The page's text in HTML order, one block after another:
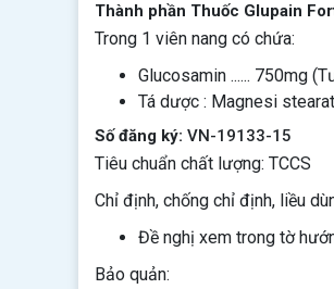
Thành phần Thuốc Glupain
Trong 1 viên nang có chứa:
Glucosamin ...... 750mg
Tá dược : Magnesi
Số đăng ký: VN-19133-15
Tiêu chuẩn chất lượng: TCCS
Chỉ định, chống chỉ định, liều
Đề nghị xem trong tờ
Bảo quản: